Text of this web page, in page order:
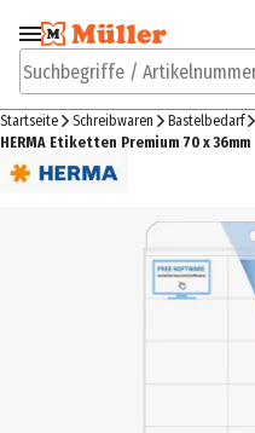
Zur Navigation
springen
Suchbegriffe / Artikelnummer
Startseite Schreibwaren Bastelbedarf
HERMA Etiketten Premium 70 x 36mm